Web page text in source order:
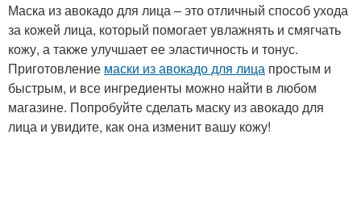
Маска из авокадо для лица – это отличный способ ухода
за кожей лица, который помогает увлажнять и смягчать
кожу, а также улучшает ее эластичность и тонус.
Приготовление маски из авокадо для лица простым и
быстрым, и все ингредиенты можно найти в любом
магазине. Попробуйте сделать маску из авокадо для
лица и увидите, как она изменит вашу кожу!